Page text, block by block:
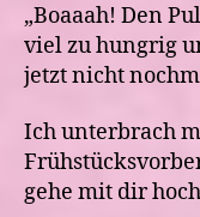
„Boaaah! Den
viel zu hungrig
jetzt nicht
Ich unterbrach
gehe mit dir